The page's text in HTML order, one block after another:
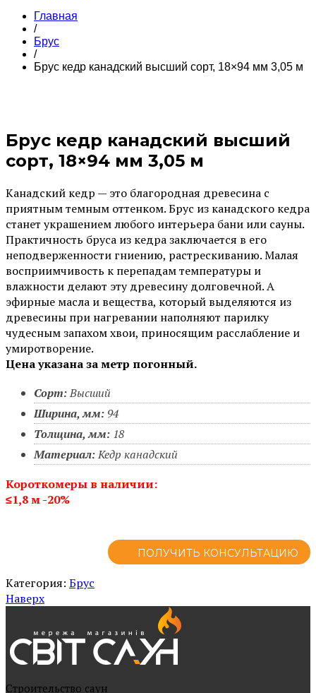
Главная
/
Брус
/
Брус кедр канадский высший сорт, 18×94 мм 3,05 м
Брус кедр канадский высший
сорт, 18×94 мм 3,05 м
Канадский кедр — это благородная древесина с
приятным темным оттенком. Брус из канадского кедра
станет украшением любого интерьера бани или сауны.
Практичность бруса из кедра заключается в его
неподверженности гниению, растрескиванию. Малая
восприимчивость к перепадам температуры и
влажности делают эту древесину долговечной. А
эфирные масла и вещества, который выделяются из
древесины при нагревании наполняют парилку
чудесным запахом хвои, приносящим расслабление и
умиротворение.
Цена указана за метр погонный.
Сорт:Высший
Ширина, мм: 94
Толщина, мм: 18
Материал:Кедр канадский
Короткомеры в наличии:
≤1,8 м -20%
ПОЛУЧИТЬ КОНСУЛЬТАЦИЮ
Категория: Брус
Наверх
Cтроительство саун